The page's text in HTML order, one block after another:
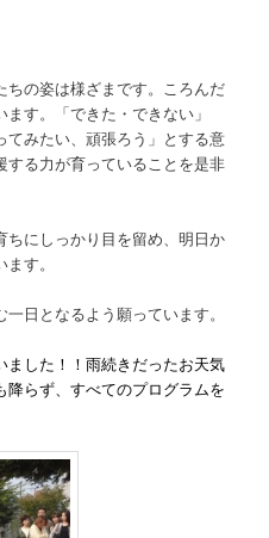
の姿は様ざまです。ころんだ
す。「できた・できない」
てみたい、頑張ろう」とする意
る力が育っていることを是非
にしっかり目を留め、明日か
す。
日となるよう願っています。
ました！！雨続きだったお天気
らず、すべてのプログラムを